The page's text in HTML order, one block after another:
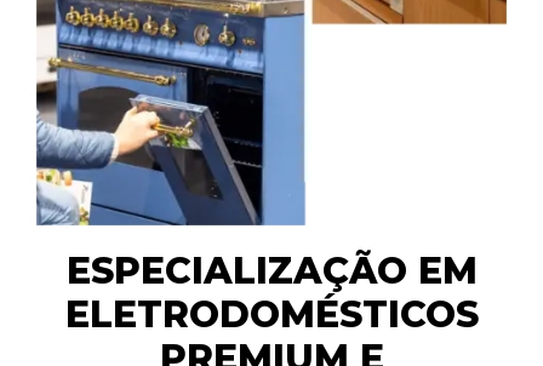
ESPECIALIZAÇÃO EM
ELETRODOMÉSTICOS